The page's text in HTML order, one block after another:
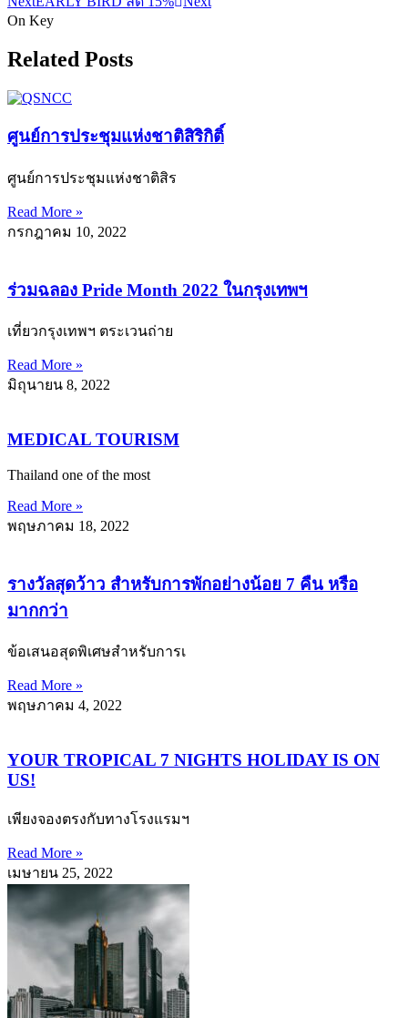
On Key
Related Posts
ศูนย์การประชุมแห่งชาติสิริกิติ์
ศูนย์การประชุมแห่งชาติสิร
Read More »
กรกฎาคม 10, 2022
ร่วมฉลอง Pride Month 2022 ในกรุงเทพฯ
เที่ยวกรุงเทพฯ ตระเวนถ่าย
Read More »
มิถุนายน 8, 2022
MEDICAL TOURISM
Thailand one of the most
Read More »
พฤษภาคม 18, 2022
รางวัลสุดว้าว สำหรับการพักอย่างน้อย 7 คืน หรือ
มากกว่า
ข้อเสนอสุดพิเศษสำหรับการเ
Read More »
พฤษภาคม 4, 2022
YOUR TROPICAL 7 NIGHTS HOLIDAY IS ON
US!
เพียงจองตรงกับทางโรงแรมฯ
Read More »
เมษายน 25, 2022